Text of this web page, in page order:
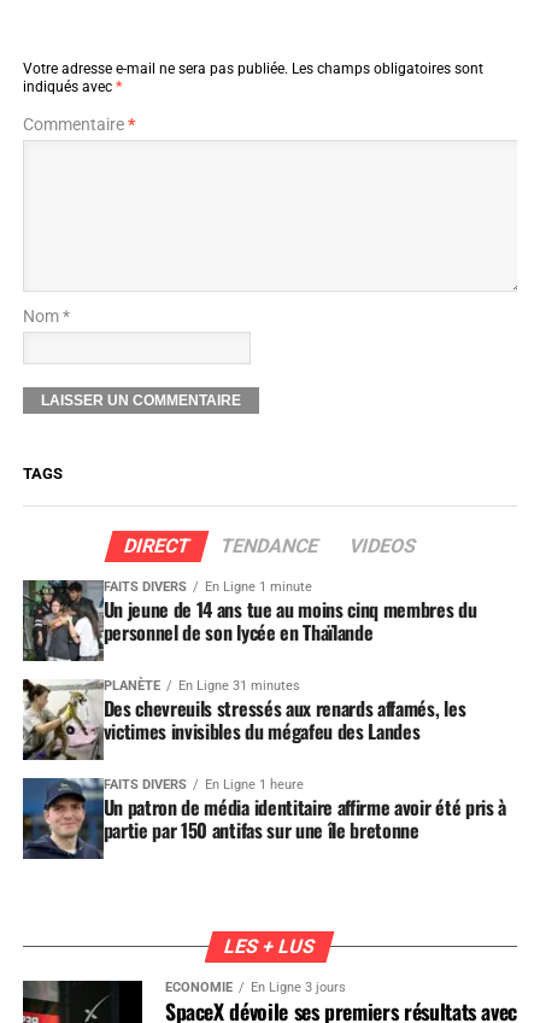
Votre adresse e-mail ne sera pas publiée. Les champs obligatoires sont
indiqués avec *
Commentaire*
Nom *
TAGS
DIRECT TENDANCE VIDEOS
FAITS DIVERS En Ligne 1 minute
Un jeune de 14 ans tue au moins cinq membres du
personnel de son lycée en Thaïlande
PLANÈTE En Ligne 31 minutes
Des chevreuils stressés aux renards affamés, les
victimes invisibles du mégafeu des Landes
FAITS DIVERS En Ligne 1 heure
Un patron de média identitaire affirme avoir été pris à
partie par 150 antifas sur une île bretonne
LES + LUS
ÉCONOMIE En Ligne 3 jours
SpaceX dévoile ses premiers résultats avec